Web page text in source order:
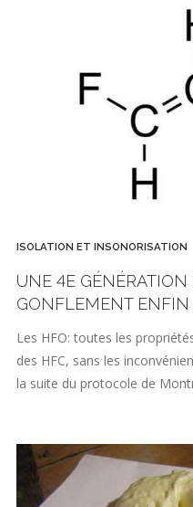
ISOLATION ET INSONORISATION
UNE 4E GÉNÉRATION
GONFLEMENT
Les HFO: toutes les
des HFC, sans les
la suite du protocole de